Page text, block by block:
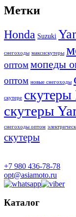
Метки
Honda Suzuki
снегоходы максискутеры
оптоммопеды
оптом новые снегоходы
скутере скутеры
скутеры
снегоходы оптом
скутеры
+7 980 436-78-78
opt@asiamoto.ru
Каталог